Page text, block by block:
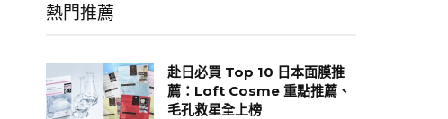
熱門推薦
赴日必買 Top 10 日本面膜推
薦：Loft Cosme 重點推薦、
毛孔救星全上榜